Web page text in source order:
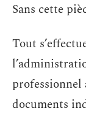
Sans cette
Tout
professionnel
documents